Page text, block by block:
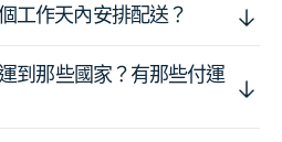
工作天內安排配送？
到那些國家？有那些付運